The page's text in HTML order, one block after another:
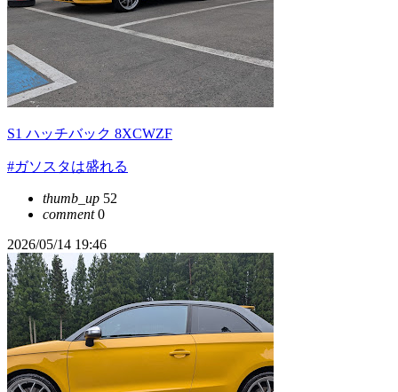
S1 ハッチバック 8XCWZF
#ガソスタは盛れる
thumb_up 52
comment0
2026/05/14 19:46